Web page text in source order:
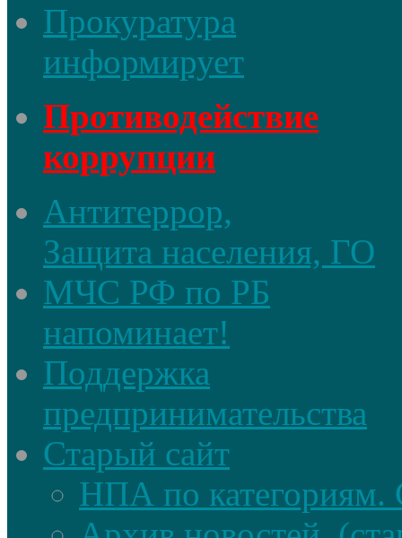
Прокуратура
информирует
Противодействие
коррупции
Антитеррор,
Защита населения, ГО
МЧС РФ по РБ
напоминает!
Поддержка
предпринимательства
Старый сайт
НПА по категориям.